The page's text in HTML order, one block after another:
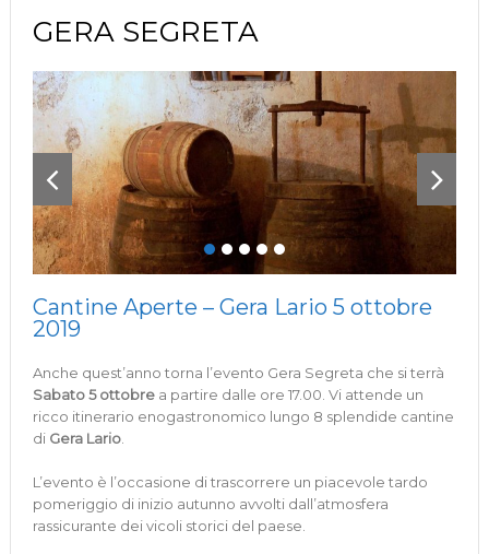
GERA SEGRETA
Cantine Aperte – Gera Lario 5 ottobre
2019
Anche quest’anno torna l’evento Gera Segreta che si terrà
Sabato 5 ottobrea partire dalle ore 17.00. Vi attende un
ricco itinerario enogastronomico lungo 8 splendide cantine
di Gera Lario.
L’evento è l’occasione di trascorrere un piacevole tardo
pomeriggio di inizio autunno avvolti dall’atmosfera
rassicurante dei vicoli storici del paese.